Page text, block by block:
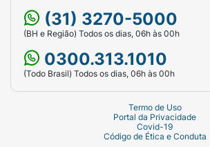
(31) 3270-5000
(BH e Região) Todos os dias, 06h às 00h
0300.313.1010
(Todo Brasil) Todos os dias, 06h às 00h
Termo de Uso
Portal da Privacidade
Covid-19
Código de Ética e Conduta